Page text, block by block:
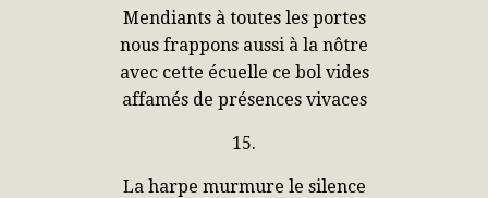
Mendiants à toutes les portes
nous frappons aussi à la nôtre
avec cette écuelle ce bol vides
affamés de présences vivaces
15.
La harpe murmure le silence